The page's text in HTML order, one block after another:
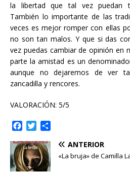
la libertad que tal vez puedan
También lo importante de las
veces es mejor romper con ellas
no son tan malos. Y que si das
vez puedas cambiar de opinión en
parte la amistad es un
aunque no dejaremos de ver
zancadilla y rencores.
VALORACIÓN: 5/5
c
e
b
i
t
t
ANTERIOR
«La bruja» de Camilla